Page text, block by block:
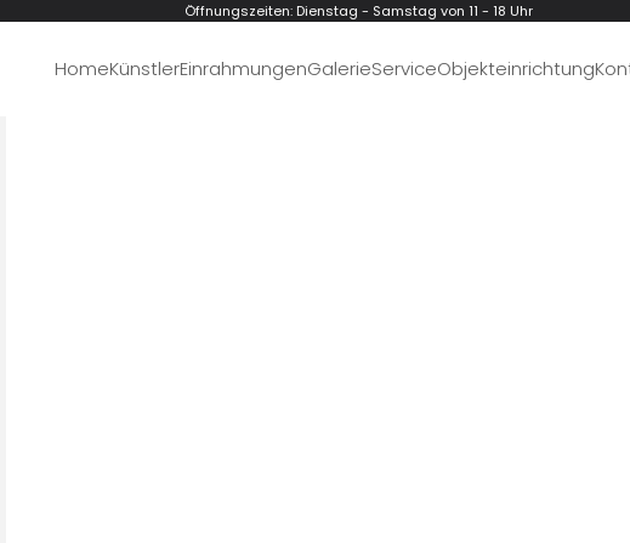
Öffnungszeiten: Dienstag - Samstag von 11 - 18 Uhr
HomeKünstlerEinrahmungenGalerieServiceObjekteinrichtung